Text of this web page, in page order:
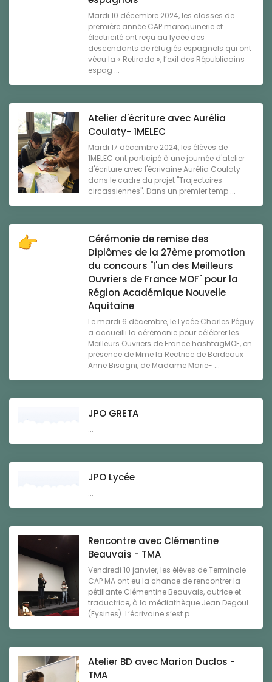
Mardi 10 décembre 2024, les classes de
première année CAP maroquinerie et
électricité ont reçu au lycée des
descendants de réfugiés espagnols qui ont
vécu la « Retirada », l’exil des Républicains
espag ...
Atelier d'écriture avec Aurélia
Coulaty- 1MELEC
Mardi 17 décembre 2024, les élèves de
1MELEC ont participé à une journée d'atelier
d'écriture avec l'écrivaine Aurélia Coulaty
dans le cadre du projet "Trajectoires
circassiennes". Dans un premier temp ...
Cérémonie de remise des
Diplômes de la 27ème promotion
du concours "l'un des Meilleurs
Ouvriers de France MOF" pour la
Région Académique Nouvelle
Aquitaine
Le mardi 6 décembre, le Lycée Charles Péguy
a accueilli la cérémonie pour célébrer les
Meilleurs Ouvriers de France hashtagMOF, en
présence de Mme la Rectrice de Bordeaux
Anne Bisagni, de Madame Marie- ...
JPO GRETA
...
JPO Lycée
...
Rencontre avec Clémentine
Beauvais - TMA
Vendredi 10 janvier, les élèves de Terminale
CAP MA ont eu la chance de rencontrer la
pétillante Clémentine Beauvais, autrice et
traductrice, à la médiathèque Jean Degoul
(Eysines). L’écrivaine s’est p ...
Atelier BD avec Marion Duclos -
TMA